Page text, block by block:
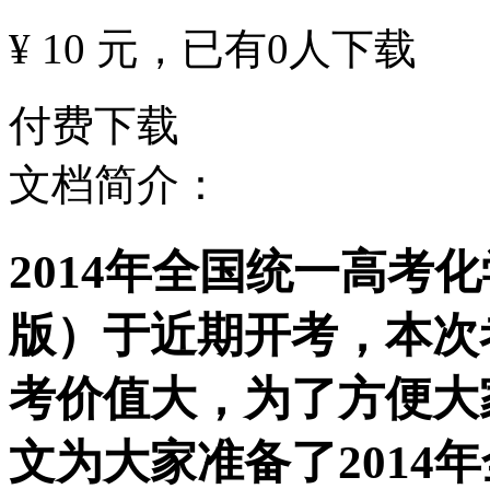
¥ 10 元 ，已有0 人下载
付费下载
文档简介：
2014年全国统一高考
版）于近期开考，本
考价值大，为了方便
文为大家准备了2014